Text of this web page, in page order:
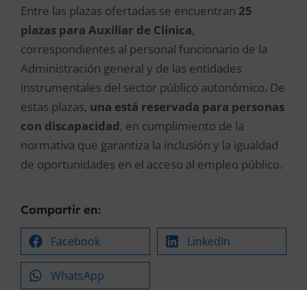
Entre las plazas ofertadas se encuentran 25
plazas para Auxiliar de Clínica,
correspondientes al personal funcionario de la
Administración general y de las entidades
instrumentales del sector público autonómico. De
estas plazas, una está reservada para personas
con discapacidad, en cumplimiento de la
normativa que garantiza la inclusión y la igualdad
de oportunidades en el acceso al empleo público.
Compartir en:
Facebook LinkedIn
WhatsApp